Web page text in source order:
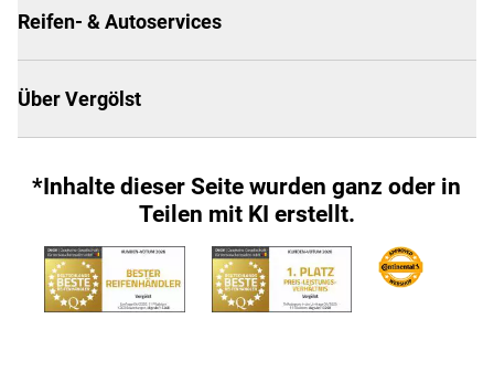
Reifen- & Autoservices
Über Vergölst
*Inhalte dieser Seite wurden ganz oder in
Teilen mit KI erstellt.